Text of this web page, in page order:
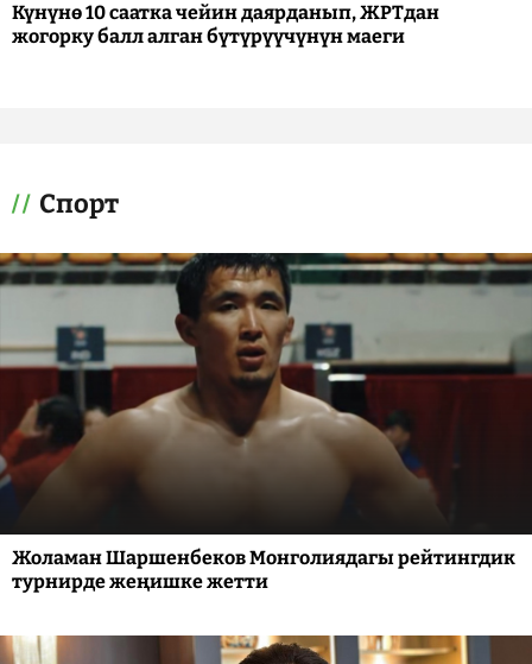
Күнүнө 10 саатка чейин даярданып, ЖРТдан
жогорку балл алган бүтүрүүчүнүн маеги
Спорт
Жоламан Шаршенбеков Монголиядагы рейтингдик
турнирде жеңишке жетти